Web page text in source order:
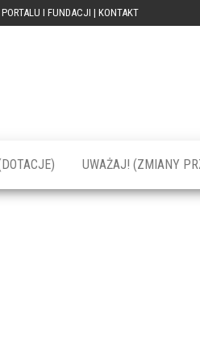
I FUNDACJI | KONTAKT
szkolenia dla
firm
UWAŻAJ! (ZMIANY